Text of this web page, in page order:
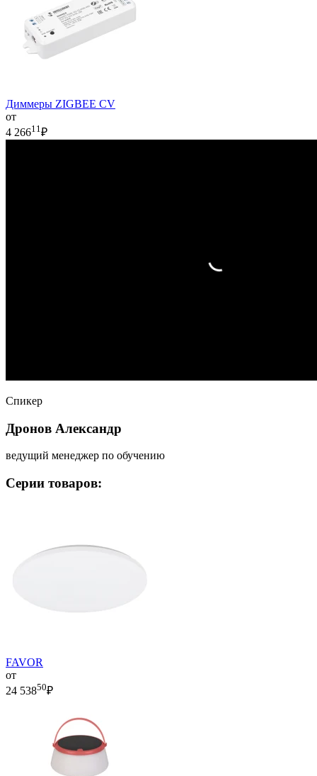
Диммеры ZIGBEE CV
от
4 26611 ₽
Спикер
Дронов Александр
ведущий менеджер по обучению
Серии товаров:
FAVOR
от
24 53850₽